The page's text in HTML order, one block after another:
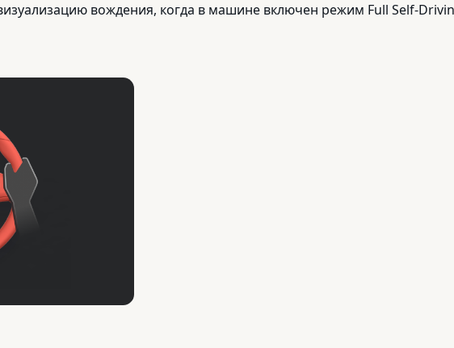
вождения, когда в машине включен режим Full Self-